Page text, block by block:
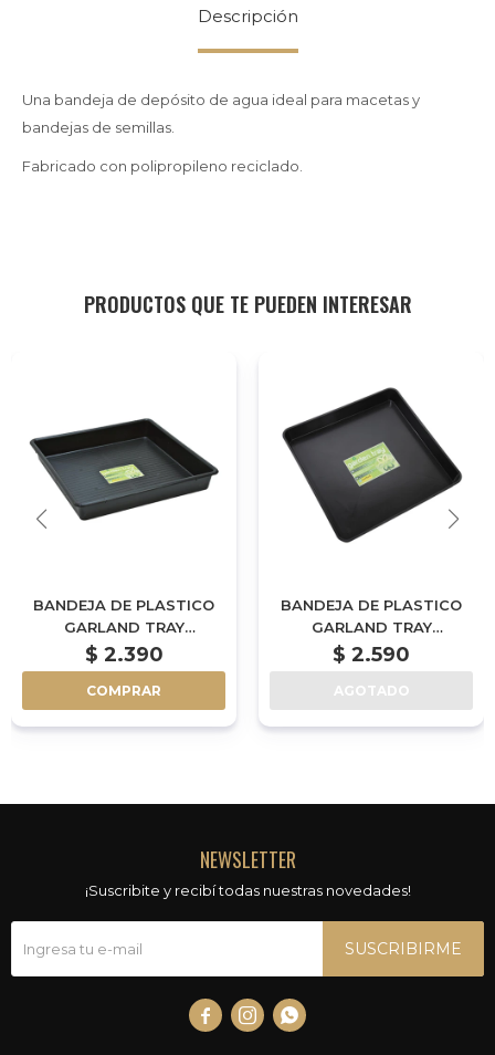
Descripción
Una bandeja de depósito de agua ideal para macetas y
bandejas de semillas.
Fabricado con polipropileno reciclado.
PRODUCTOS QUE TE PUEDEN INTERESAR
BANDEJA DE PLASTICO
GARLAND TRAY
100X100CM - 12CM DE
ALTO
$ 2.390
COMPRAR
BANDEJA DE PLASTICO
GARLAND TRAY
120X120CM - 5CM DE
ALTO
$ 2.590
AGOTADO
NEWSLETTER
¡Suscribite y recibí todas nuestras novedades!
SUSCRIBIRME
  